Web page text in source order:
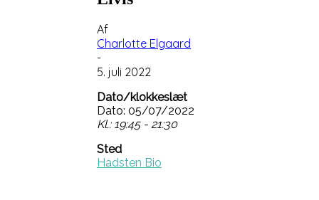
Af
Charlotte Elgaard
-
5. juli 2022
Dato/klokkeslæt
Dato: 05/07/2022
Kl.: 19:45 - 21:30
Sted
Hadsten Bio